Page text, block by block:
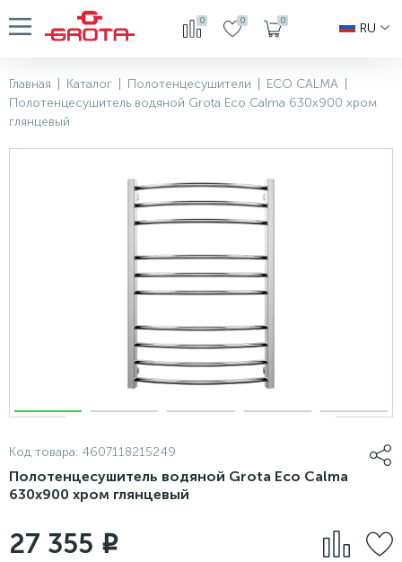
0 0 0
RU
Главная Каталог Полотенцесушители ECO CALMA
Полотенцесушитель водяной Grota Eco Calma 630x900 хром
глянцевый
Код товара: 4607118215249
Полотенцесушитель водяной Grota Eco Calma
630x900 хром глянцевый
27 355 i